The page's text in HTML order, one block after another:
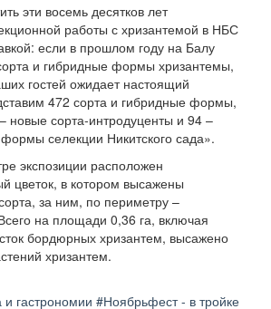
эти восемь десятков лет
работы с хризантемой в НБС
если в прошлом году на Балу
и гибридные формы хризантемы,
гостей ожидает настоящий
472 сорта и гибридные формы,
новые сорта-интродуценты и 94 –
селекции Никитского сада».
экспозиции расположен
цветок, в котором высажены
за ним, по периметру –
на площади 0,36 га, включая
бордюрных хризантем, высажено
хризантем.